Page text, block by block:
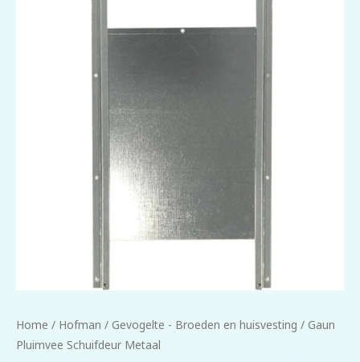
Home / Hofman / Gevogelte - Broeden en huisvesting / Gaun
Pluimvee Schuifdeur Metaal